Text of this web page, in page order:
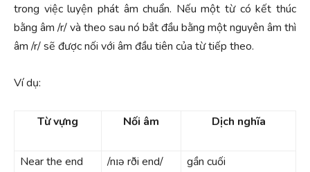
trong việc luyện phát âm chuẩn. Nếu một từ có kết thúc
bằng âm /r/ và theo sau nó bắt đầu bằng một nguyên âm thì
âm /r/ sẽ được nối với âm đầu tiên của từ tiếp theo.
Ví dụ:
Từ vựng Nối âm Dịch nghĩa
Near the end /nɪə rði end/ gần cuối